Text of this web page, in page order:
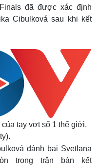
đã được xác định
Cibulková sau khi kết
tay vợt số 1 thế giới.
đánh bại Svetlana
trong trận bán kết